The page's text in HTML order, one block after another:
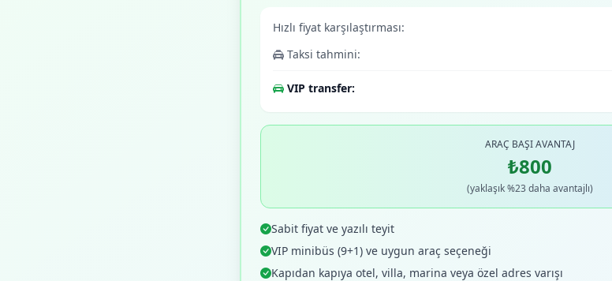
Hızlı fiyat karşılaştırması:
Taksi tahmini:
VIP transfer:
ARAÇ BAŞI AVANTAJ
₺800
(yaklaşık %23 daha avantajlı)
Sabit fiyat ve yazılı teyit
VIP minibüs (9+1) ve uygun araç seçeneği
Kapıdan kapıya otel, villa, marina veya özel adres varışı